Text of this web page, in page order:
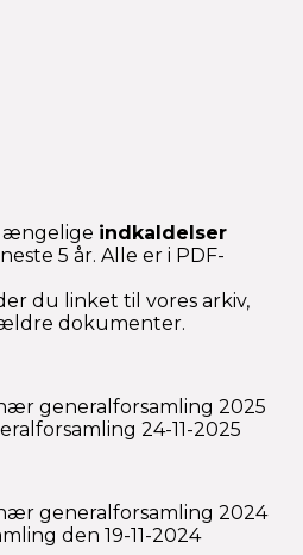
indkaldelser
5 år. Alle er i PDF-
du linket til vores arkiv,
dokumenter.
generalforsamling 2025
24-11-2025
generalforsamling 2024
den 19-11-2024